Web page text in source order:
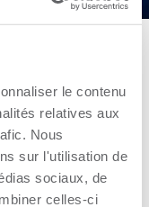
le contenu
relatives aux
Nous
sur l'utilisation de
sociaux, de
celles-ci
annuelle
et